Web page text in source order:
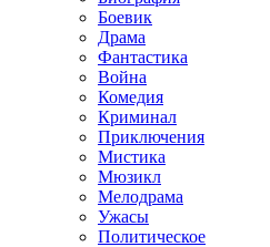
Боевик
Драма
Фантастика
Война
Комедия
Криминал
Приключения
Мистика
Мюзикл
Мелодрама
Ужасы
Политическое